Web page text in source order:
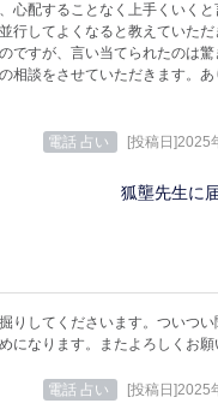
心配することなく上手くいく
行してよくなると教えていた
ですが、言い当てられたのは
相談をさせていただきます。あ
電話 占い [投稿日]2025
狐壟先生に
りしてくださいます。ついつい
になります。またよろしくお願
電話 占い [投稿日]2025